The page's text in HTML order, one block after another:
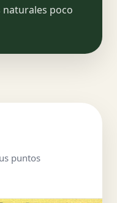
poco
puntos